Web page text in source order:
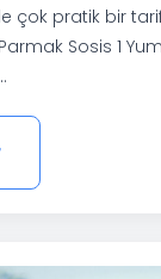
çok pratik bir
Sosis 1